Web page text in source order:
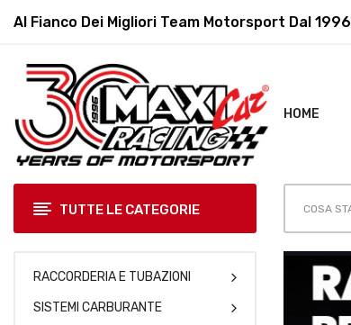
Al Fianco Dei Migliori Team Motorsport Dal 1996
HOME
TUTTE LE CATEGORIE
RACCORDERIA E TUBAZIONI
SISTEMI CARBURANTE